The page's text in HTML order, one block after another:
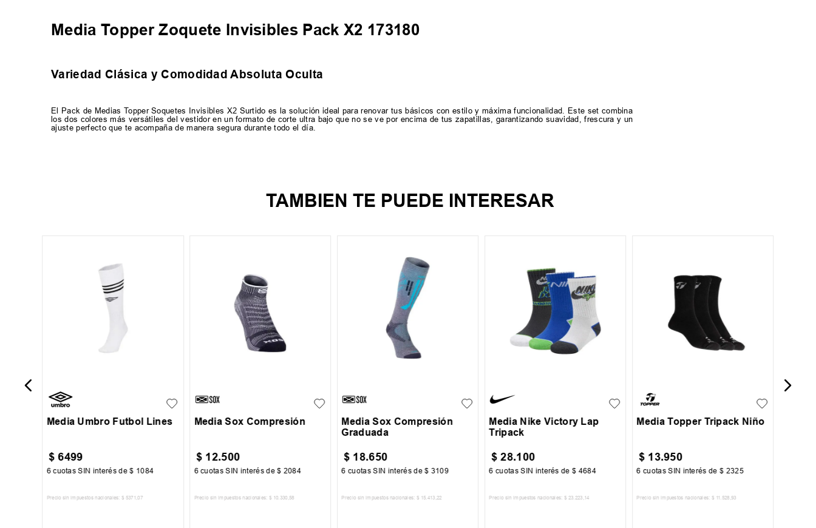
Media Topper Zoquete Invisibles Pack X2 173180
Variedad Clásica y Comodidad Absoluta Oculta
El Pack de Medias Topper Soquetes Invisibles X2 Surtido es la solución ideal para renovar tus básicos con estilo y máxima funcionalidad. Este set combina
los dos colores más versátiles del vestidor en un formato de corte ultra bajo que no se ve por encima de tus zapatillas, garantizando suavidad, frescura y un
ajuste perfecto que te acompaña de manera segura durante todo el día.
TAMBIEN TE PUEDE INTERESAR
Media Umbro Futbol Lines
$ 6499
6 cuotas SIN interés de$ 1084
Precio sin impuestos nacionales: $ 5371 ,07
Media Sox Compresión
$ 12.500
6 cuotas SIN interés de$ 2084
Precio sin impuestos nacionales: $ 10.330 ,58
Media Sox Compresión
Graduada
$ 18.650
6 cuotas SIN interés de$ 3109
Precio sin impuestos nacionales: $ 15.413 ,22
Media Nike Victory Lap
Tripack
$ 28.100
6 cuotas SIN interés de$ 4684
Precio sin impuestos nacionales: $ 23.223 ,14
Media Topper Tripack Niño
$ 13.950
6 cuotas SIN interés de$ 2325
Precio sin impuestos nacionales: $ 11 .528 ,93